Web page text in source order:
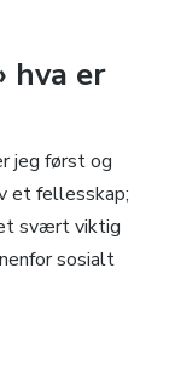
hva er
jeg først og
et fellesskap;
svært viktig
sosialt